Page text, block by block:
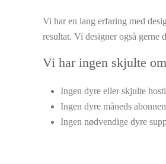
Vi har en lang erfaring med
resultat. Vi designer også
Vi har ingen skjulte
Ingen dyre eller skjulte
Ingen dyre måneds
Ingen nødvendige dyre